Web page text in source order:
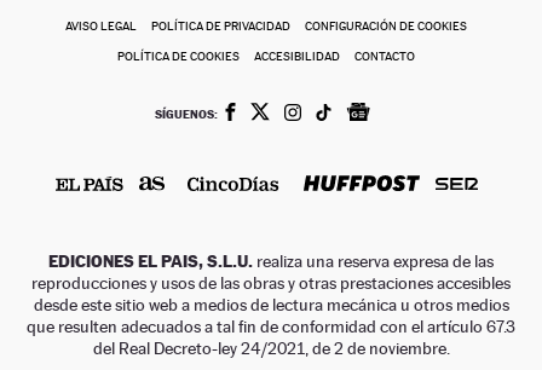
AVISO LEGAL POLÍTICA DE PRIVACIDAD CONFIGURACIÓN DE COOKIES
POLÍTICA DE COOKIES ACCESIBILIDAD CONTACTO
SÍGUENOS:
EDICIONES EL PAIS, S.L.U. realiza una reserva expresa de las
reproducciones y usos de las obras y otras prestaciones accesibles
desde este sitio web a medios de lectura mecánica u otros medios
que resulten adecuados a tal fin de conformidad con el artículo 67.3
del Real Decreto-ley 24/2021, de 2 de noviembre.